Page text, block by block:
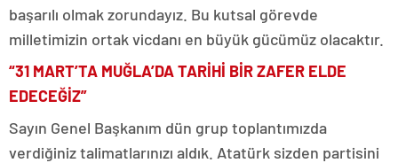
başarılı olmak zorundayız. Bu kutsal görevde
milletimizin ortak vicdanı en büyük gücümüz olacaktır.
“31 MART’TA MUĞLA’DA TARİHİ BİR ZAFER ELDE
EDECEĞİZ”
Sayın Genel Başkanım dün grup toplantımızda
verdiğiniz talimatlarınızı aldık. Atatürk sizden partisini